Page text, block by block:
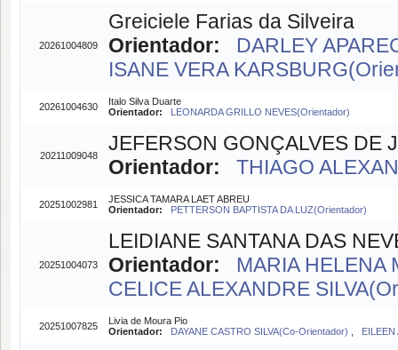
20261004809
Greiciele Farias da Silveira
Orientador:
DARLEY
ISANE VERA
20261004630
Italo Silva Duarte
Orientador:
LEONARDA GRILLO NEVES(Orientador)
20211009048
JEFERSON GONÇALVES DE
Orientador:
THIAGO
20251002981
JESSICA TAMARA LAET ABREU
Orientador:
PETTERSON BAPTISTA DA LUZ(Orientador)
20251004073
LEIDIANE SANTANA DAS
Orientador:
MARIA
CELICE ALEXANDRE
20251007825
Livia de Moura Pio
Orientador:
DAYANE CASTRO SILVA(Co-Orientador)